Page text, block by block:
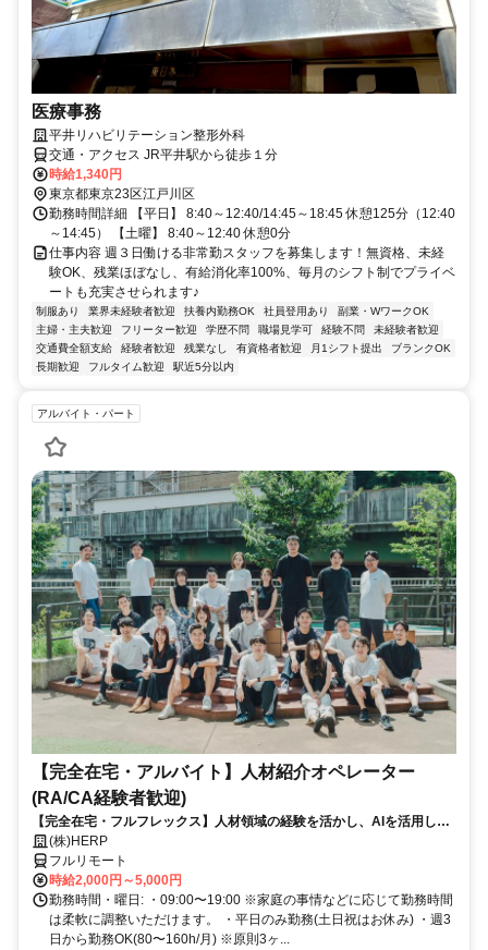
医療事務
平井リハビリテーション整形外科
交通・アクセス JR平井駅から徒歩１分
時給1,340円
東京都東京23区江戸川区
勤務時間詳細 【平日】 8:40～12:40/14:45～18:45 休憩125分（12:40
～14:45） 【土曜】 8:40～12:40 休憩0分
仕事内容 週３日働ける非常勤スタッフを募集します！無資格、未経
験OK、残業ほぼなし、有給消化率100%、毎月のシフト制でプライベ
ートも充実させられます♪
制服あり 業界未経験者歓迎 扶養内勤務OK 社員登用あり
副業・WワークOK
主婦・主夫歓迎
フリーター歓迎 学歴不問 職場見学可 経験不問
未経験者歓迎
交通費全額支給
経験者歓迎 残業なし 有資格者歓迎 月1シフト提出
ブランクOK
長期歓迎
フルタイム歓迎 駅近5分以内
アルバイト・パート
【完全在宅・アルバイト】人材紹介オペレーター
(RA/CA経験者歓迎)
【完全在宅・フルフレックス】人材領域の経験を活かし、AIを活用した
最先端の採用システムに携われる！
(株)HERP
フルリモート
時給2,000円～5,000円
勤務時間・曜日: ・09:00〜19:00 ※家庭の事情などに応じて勤務時間
は柔軟に調整いただけます。 ・平日のみ勤務(土日祝はお休み) ・週3
日から勤務OK(80〜160h/月) ※原則3ヶ...